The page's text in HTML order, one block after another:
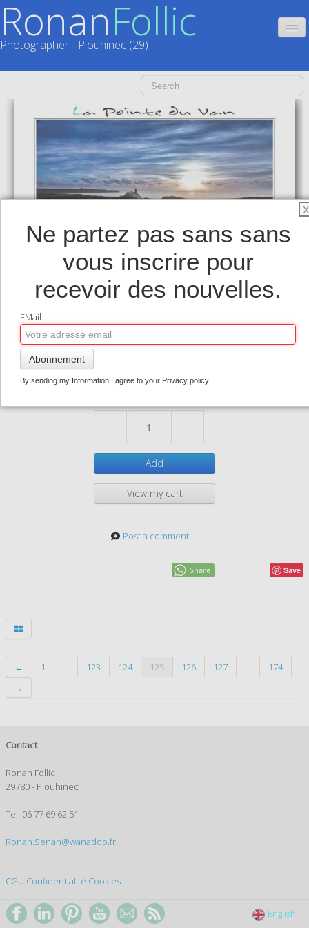
RonanFollic
Photographer - Plouhinec (29)
CATALOGUES
ACTUALITÉS
LIVRES▼
BOUTIQUE ▼
TIRAGES SUPPORTS HAUT DE GAMME
CONTACT
0
pdv01
1,50 €
In stock
− +
Add
View my cart
Post a comment
Save
Share
← 1 ... 123 124 125 126 127 ...
174
→
Contact
Ronan Follic
29780 - Plouhinec
Tel: 06 77 69 62 51
Ronan.Senan@wanadoo.fr
CGU Confidentialité Cookies
English
X
Ne partez pas sans sans
vous inscrire pour
recevoir des nouvelles.
EMail:
Abonnement
By sending my Information I agree to your Privacy policy